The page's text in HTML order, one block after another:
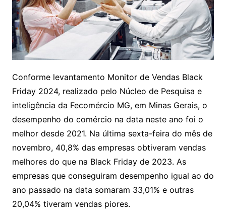
Conforme levantamento Monitor de Vendas Black
Friday 2024, realizado pelo Núcleo de Pesquisa e
inteligência da Fecomércio MG, em Minas Gerais, o
desempenho do comércio na data neste ano foi o
melhor desde 2021. Na última sexta-feira do mês de
novembro, 40,8% das empresas obtiveram vendas
melhores do que na Black Friday de 2023. As
empresas que conseguiram desempenho igual ao do
ano passado na data somaram 33,01% e outras
20,04% tiveram vendas piores.